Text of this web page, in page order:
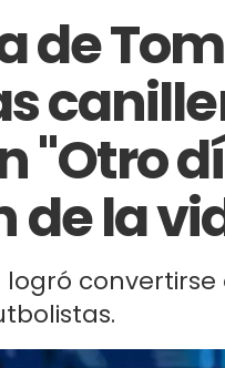
de
"Otro
de la
logró